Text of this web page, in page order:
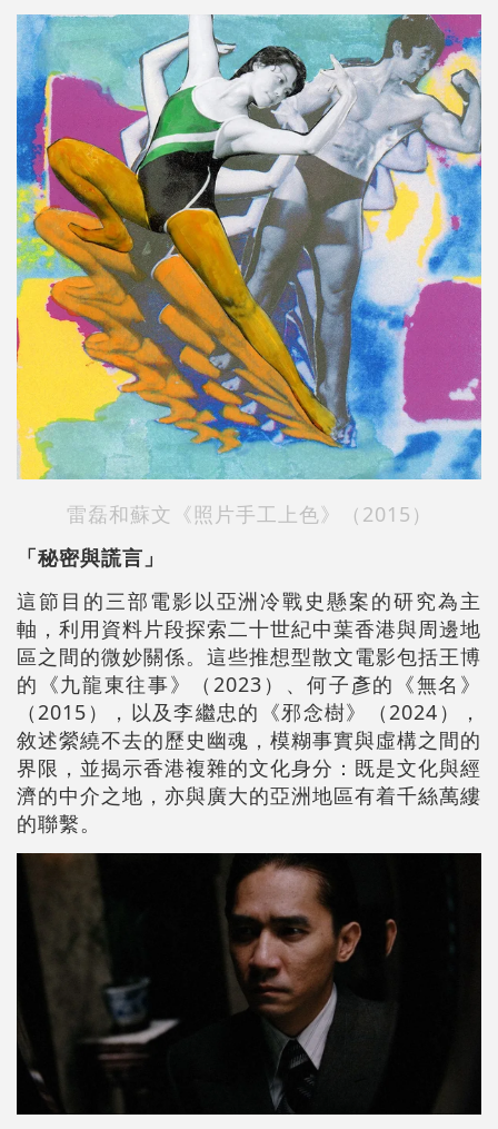
雷磊和蘇文《照片手工上色》（2015）
「秘密與謊言」
這節目的三部電影以亞洲冷戰史懸案的研究為主
軸，利用資料片段探索二十世紀中葉香港與周邊地
區之間的微妙關係。這些推想型散文電影包括王博
的《九龍東往事》（2023）、何子彥的《無名》
（2015），以及李繼忠的《邪念樹》（2024），
敘述縈繞不去的歷史幽魂，模糊事實與虛構之間的
界限，並揭示香港複雜的文化身分：既是文化與經
濟的中介之地，亦與廣大的亞洲地區有着千絲萬縷
的聯繫。